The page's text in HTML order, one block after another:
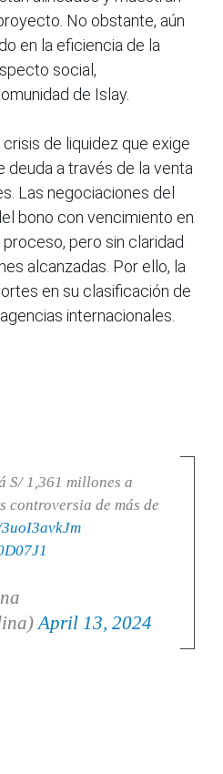
No obstante, aún
en la eficiencia de la
social,
de Islay.
crisis de liquidez que exige
deuda a través de la venta
Las negociaciones del
bono con vencimiento en
pero sin claridad
alcanzadas. Por ello, la
en su clasificación de
internacionales.
S/ 1,361 millones a
controversia de más de
April 13, 2024